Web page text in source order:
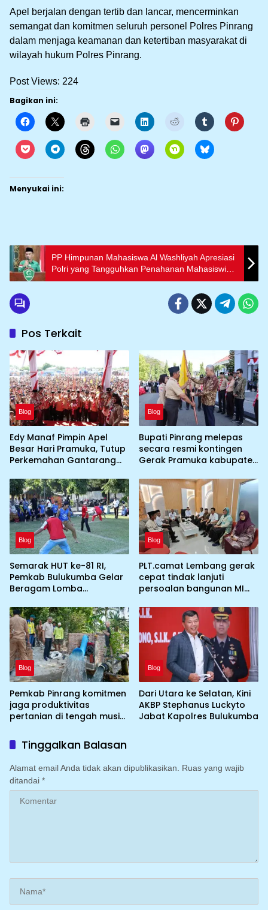
Apel berjalan dengan tertib dan lancar, mencerminkan
semangat dan komitmen seluruh personel Polres Pinrang
dalam menjaga keamanan dan ketertiban masyarakat di
wilayah hukum Polres Pinrang.
Post Views: 224
Bagikan ini:
Menyukai ini:
PP Himpunan Mahasiswa Al Washliyah Apresiasi
Polri yang Tangguhkan Penahanan Mahasiswi
ITB
Pos Terkait
Blog
Edy Manaf Pimpin Apel
Besar Hari Pramuka, Tutup
Perkemahan Gantarang
Jamnas XII 2026
Blog
Bupati Pinrang melepas
secara resmi kontingen
Gerak Pramuka kabupaten
Nasional ke XII kebumi
perkemahan Cibubur
Blog
Semarak HUT ke-81 RI,
Pemkab Bulukumba Gelar
Beragam Lomba
Olahraga
Blog
PLT.camat Lembang gerak
cepat tindak lanjuti
persoalan bangunan MI
Blog
Pemkab Pinrang komitmen
jaga produktivitas
pertanian di tengah musim
mengoptimalkan program
Irigasi perpompaan
(Irpom)
Blog
Dari Utara ke Selatan, Kini
AKBP Stephanus Luckyto
Jabat Kapolres Bulukumba
Tinggalkan Balasan
Alamat email Anda tidak akan dipublikasikan. Ruas yang wajib
ditandai *